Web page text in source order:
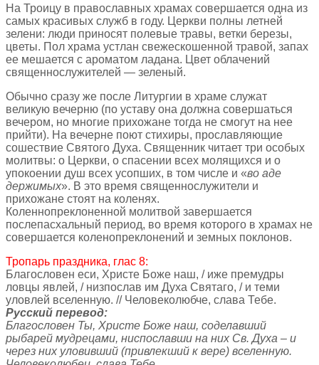
На Троицу в православных храмах совершается одна из
самых красивых служб в году. Церкви полны летней
зелени: люди приносят полевые травы, ветки березы,
цветы. Пол храма устлан свежескошенной травой, запах
ее мешается с ароматом ладана. Цвет облачений
священнослужителей — зеленый.
Обычно сразу же после Литургии в храме служат
великую вечерню (по уставу она должна совершаться
вечером, но многие прихожане тогда не смогут на нее
прийти). На вечерне поют стихиры, прославляющие
сошествие Святого Духа. Священник читает три особых
молитвы: о Церкви, о спасении всех молящихся и о
упокоении душ всех усопших, в том числе и «во аде
держимых». В это время священнослужители и
прихожане стоят на коленях.
Коленнопреклоненной молитвой завершается
послепасхальный период, во время которого в храмах не
совершается коленопреклонений и земных поклонов.
Тропарь праздника, глас 8:
Благословен еси, Христе Боже наш, / иже премудры
ловцы явлей, / низпослав им Духа Святаго, / и теми
уловлей вселенную. // Человеколюбче, слава Тебе.
Русский перевод:
Благословен Ты, Христе Боже наш, соделавший
рыбарей мудрецами, ниспославши на них Св. Духа – и
через них уловивший (привлекший к вере) вселенную.